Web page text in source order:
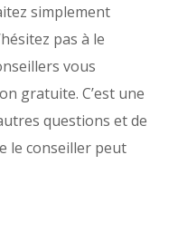
simplement
pas à le
vous
gratuite. C’est une
questions et de
le conseiller peut